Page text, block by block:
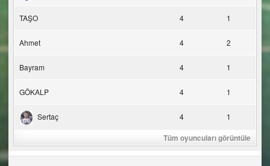
TAŞO 4 1
Ahmet 4 2
Bayram 4 1
GÖKALP 4 1
Sertaç 4 1
Tüm oyuncuları görüntüle